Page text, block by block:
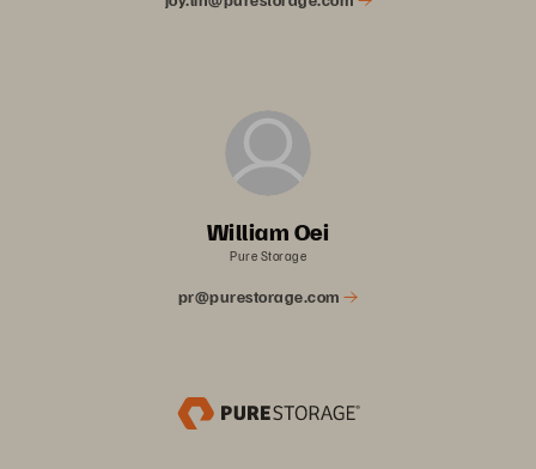
William Oei
Pure Storage
pr@purestorage.com